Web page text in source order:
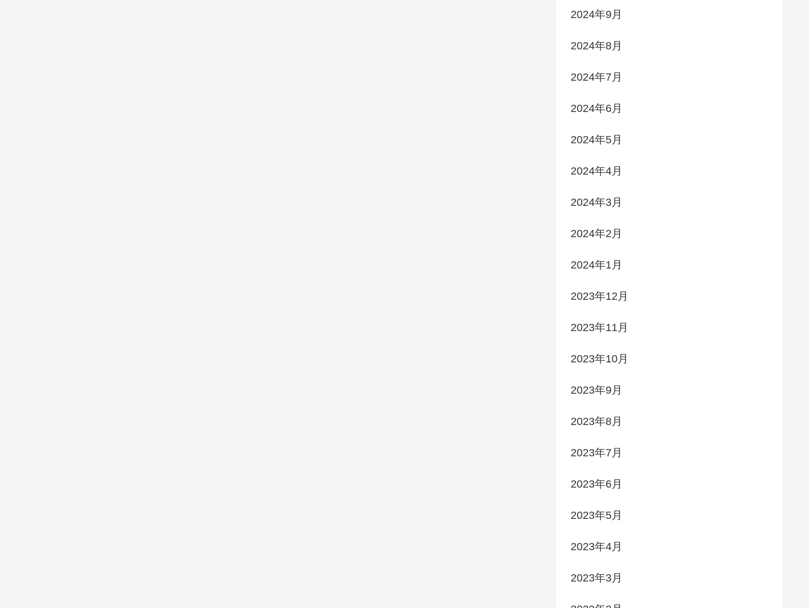
2024年9月
2024年8月
2024年7月
2024年6月
2024年5月
2024年4月
2024年3月
2024年2月
2024年1月
2023年12月
2023年11月
2023年10月
2023年9月
2023年8月
2023年7月
2023年6月
2023年5月
2023年4月
2023年3月